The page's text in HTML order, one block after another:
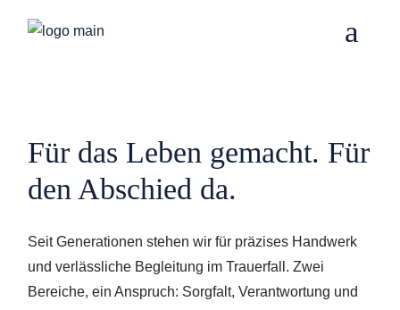
Für das Leben gemacht. Für
den Abschied da.
Seit Generationen stehen wir für präzises Handwerk
und verlässliche Begleitung im Trauerfall. Zwei
Bereiche, ein Anspruch: Sorgfalt, Verantwortung und